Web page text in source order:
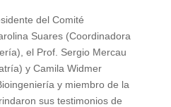
del Comité
Suares (Coordinadora
el Prof. Sergio Mercau
y Camila Widmer
y miembro de la
sus testimonios de